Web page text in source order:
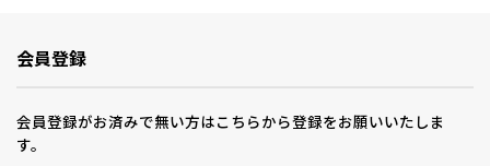
会員登録
会員登録がお済みで無い方はこちらから登録をお願いいたしま
す。